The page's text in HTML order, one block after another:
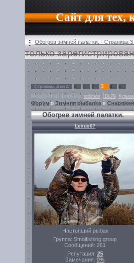
Сайт для тех,
Обогрев зимней палатки. - Страница
только
Страница 3 из 4 « 1 2 3 4 »
Модератор форума: ntdimon , IDL79 ,
Форум» Зимняя рыбалка »
Обогрев зимней палатки.
Lexus67
Настоящий рыбак
Группа: Smolfishing group
Сообщений: 261
Репутация: 25
Замечания: 0%